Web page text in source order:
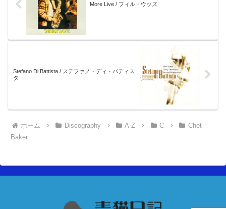
More Live / フィル・ウッズ
Stefano Di Battista / ステファノ・ディ・バティス
タ
ホーム Discography A-Z C
Chet
Baker